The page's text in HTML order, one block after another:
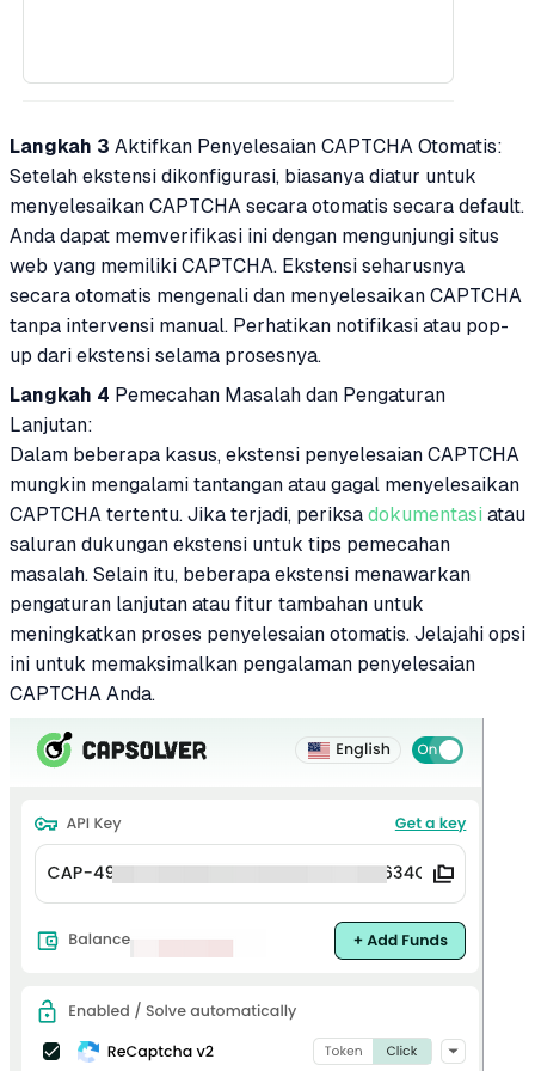
Langkah 3 Aktifkan Penyelesaian CAPTCHA Otomatis:
Setelah ekstensi dikonfigurasi, biasanya diatur untuk
menyelesaikan CAPTCHA secara otomatis secara default.
Anda dapat memverifikasi ini dengan mengunjungi situs
web yang memiliki CAPTCHA. Ekstensi seharusnya
secara otomatis mengenali dan menyelesaikan CAPTCHA
tanpa intervensi manual. Perhatikan notifikasi atau pop-
up dari ekstensi selama prosesnya.
Langkah 4 Pemecahan Masalah dan Pengaturan
Lanjutan:
Dalam beberapa kasus, ekstensi penyelesaian CAPTCHA
mungkin mengalami tantangan atau gagal menyelesaikan
CAPTCHA tertentu. Jika terjadi, periksa dokumentasi atau
saluran dukungan ekstensi untuk tips pemecahan
masalah. Selain itu, beberapa ekstensi menawarkan
pengaturan lanjutan atau fitur tambahan untuk
meningkatkan proses penyelesaian otomatis. Jelajahi opsi
ini untuk memaksimalkan pengalaman penyelesaian
CAPTCHA Anda.